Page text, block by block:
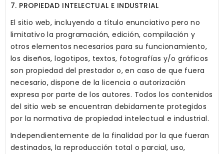
7. PROPIEDAD INTELECTUAL E INDUSTRIAL
El sitio web, incluyendo a título enunciativo pero no
limitativo la programación, edición, compilación y
otros elementos necesarios para su funcionamiento,
los diseños, logotipos, textos, fotografías y/o gráficos
son propiedad del prestador o, en caso de que fuera
necesario, dispone de la licencia o autorización
expresa por parte de los autores. Todos los contenidos
del sitio web se encuentran debidamente protegidos
por la normativa de propiedad intelectual e industrial.
Independientemente de la finalidad por la que fueran
destinados, la reproducción total o parcial, uso,